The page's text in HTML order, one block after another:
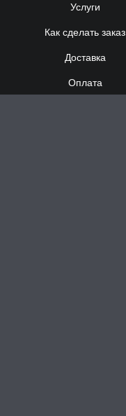
Услуги
Как сделать заказ
Доставка
Оплата